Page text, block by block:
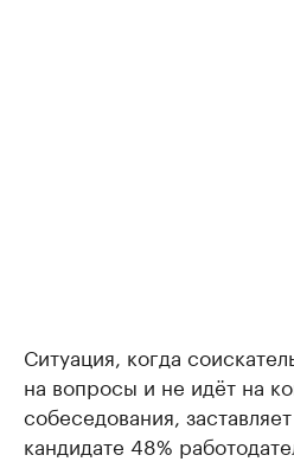
Ситуация, когда
на вопросы и не идёт на
собеседования,
кандидате 48%